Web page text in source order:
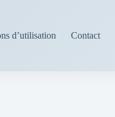
d’utilisation Contact